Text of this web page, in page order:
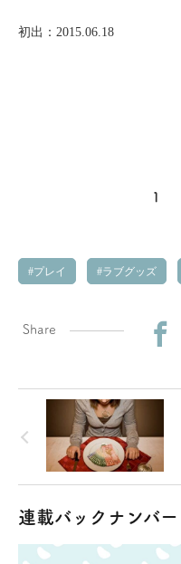
初出：2015.06.18
1
プレイ ラブグッズ
Share
連載バックナンバー